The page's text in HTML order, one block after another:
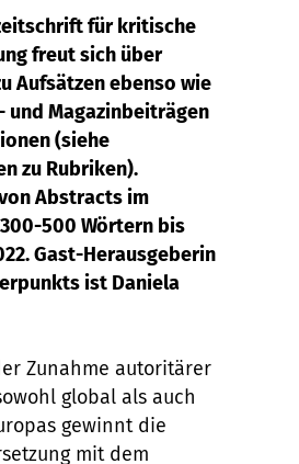
für kritische
freut sich über
Aufsätzen ebenso wie
und Magazinbeiträgen
(siehe
zu Rubriken).
Abstracts im
500 Wörtern bis
Gast-Herausgeberin
ist Daniela
Zunahme autoritärer
global als auch
gewinnt die
mit dem